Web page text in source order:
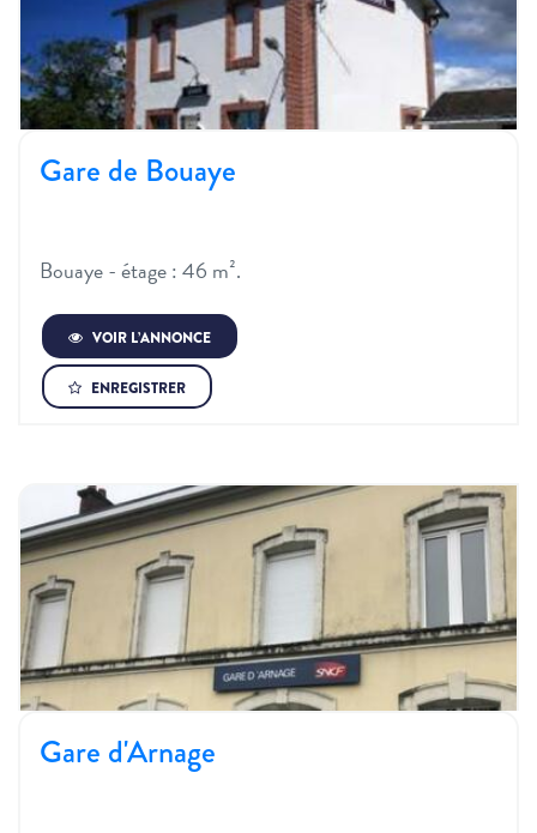
Gare de Bouaye
Bouaye - étage : 46 m².
VOIR L’ANNONCE
ENREGISTRER
Gare d'Arnage